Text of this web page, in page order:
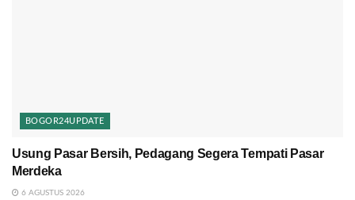
BOGOR24UPDATE
Usung Pasar Bersih, Pedagang Segera Tempati Pasar
Merdeka
6 AGUSTUS 2026